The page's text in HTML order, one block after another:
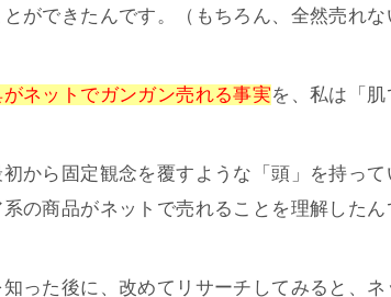
ができたんです。（もちろん、全然売れな
がネットでガンガン売れる事実を、私は「肌
初から固定観念を覆すような「頭」を持っ
の商品がネットで売れることを理解したん
った後に、改めてリサーチしてみると、